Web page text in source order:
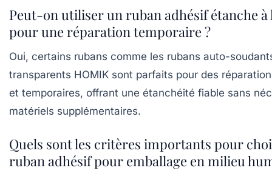
Peut-on utiliser un ruban adhésif étanche à
pour une réparation temporaire ?
Oui, certains rubans comme les rubans auto-
transparents HOMIK sont parfaits pour des
et temporaires, offrant une étanchéité fiable sans
matériels supplémentaires.
Quels sont les critères importants pour
ruban adhésif pour emballage en milieu